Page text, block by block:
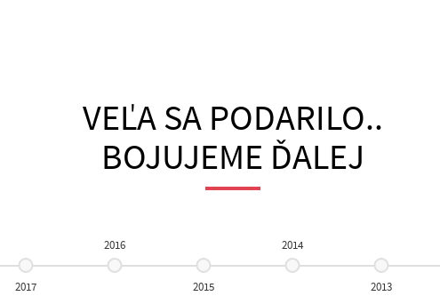
VEĽA SA PODARILO..
BOJUJEME ĎALEJ
2017
2016
2015
2014
2013